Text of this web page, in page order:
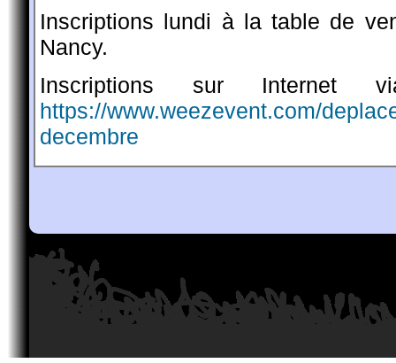
Inscriptions lundi à la table de
Nancy.
Inscriptions sur
https://www.weezevent.com/
decembre